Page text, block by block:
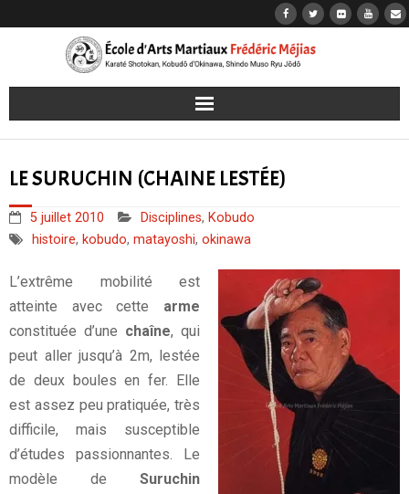
Accueil
Karaté
Kobudō
Jōdō
Iaidō
Les dojos
Evénements
Contact
LE SURUCHIN (CHAINE LESTÉE)
5 juillet 2010 Disciplines, Kobudo
histoire, kobudo, matayoshi, okinawa
L’extrême mobilité est
atteinte avec cette arme
constituée d’une chaîne, qui
peut aller jusqu’à 2m, lestée
de deux boules en fer. Elle
est assez peu pratiquée, très
difficile, mais susceptible
d’études passionnantes. Le
modèle de Suruchin